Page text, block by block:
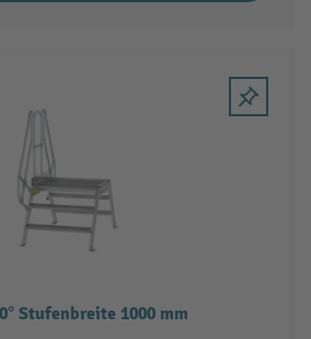
Stufenbreite 1000 mm